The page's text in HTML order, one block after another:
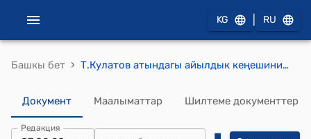
KG RU
Башкы бет › Т.Кулатов атындагы айылдык кеңешинин 2022-жылдын 7-февралындагы № 8-1 "Т.Кулатов атындагы айыл өкмөтүнүн ИСКАКБ «Абшыр-таза-суу» ишканасынын 2021-жылда аткарган иштери боюнча жылдык отчету жана 2022-жылга тарифин бекитүү жөнүндө" токтому
Документ Маалыматтар Шилтеме документтер
Редакция